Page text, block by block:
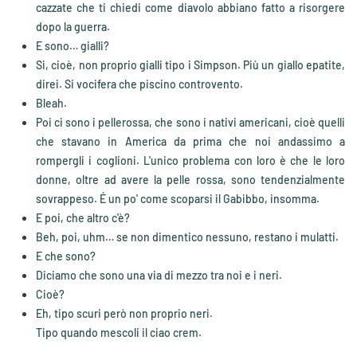
cazzate che ti chiedi come diavolo abbiano fatto a risorgere
dopo la guerra.
E sono… gialli?
Si, cioè, non proprio gialli tipo i Simpson. Più un giallo epatite,
direi. Si vocifera che piscino controvento.
Bleah.
Poi ci sono i pellerossa, che sono i nativi americani, cioè quelli
che stavano in America da prima che noi andassimo a
rompergli i coglioni. L'unico problema con loro è che le loro
donne, oltre ad avere la pelle rossa, sono tendenzialmente
sovrappeso. É un po' come scoparsi il Gabibbo, insomma.
E poi, che altro c'è?
Beh, poi, uhm… se non dimentico nessuno, restano i mulatti.
E che sono?
Diciamo che sono una via di mezzo tra noi e i neri.
Cioè?
Eh, tipo scuri però non proprio neri.
Tipo quando mescoli il ciao crem.